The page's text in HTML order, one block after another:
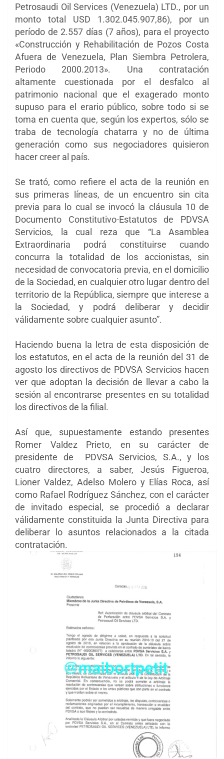
Petrosaudi Oil Services (Venezuela) LTD., por un
monto total USD 1.302.045.907,86), por un
período de 2.557 días (7 años), para el proyecto
«Construcción y Rehabilitación de Pozos Costa
Afuera de Venezuela, Plan Siembra Petrolera,
Periodo 2000.2013». Una contratación
altamente cuestionada por el desfalco al
patrimonio nacional que el exagerado monto
supuso para el erario público, sobre todo si se
toma en cuenta que, según los expertos, sólo se
traba de tecnología chatarra y no de última
generación como sus negociadores quisieron
hacer creer al país.
Se trató, como refiere el acta de la reunión en
sus primeras líneas, de un encuentro sin cita
previa para lo cual se invocó la cláusula 10 de
Documento Constitutivo-Estatutos de PDVSA
Servicios, la cual reza que “La Asamblea
Extraordinaria podrá constituirse cuando
concurra la totalidad de los accionistas, sin
necesidad de convocatoria previa, en el domicilio
de la Sociedad, en cualquier otro lugar dentro del
territorio de la República, siempre que interese a
la Sociedad, y podrá deliberar y decidir
válidamente sobre cualquier asunto”.
Haciendo buena la letra de esta disposición de
los estatutos, en el acta de la reunión del 31 de
agosto los directivos de PDVSA Servicios hacen
ver que adoptan la decisión de llevar a cabo la
sesión al encontrarse presentes en su totalidad
los directivos de la filial.
Así que, supuestamente estando presentes
Romer Valdez Prieto, en su carácter de
presidente de PDVSA Servicios, S.A., y los
cuatro directores, a saber, Jesús Figueroa,
Lioner Valdez, Adelso Molero y Elías Roca, así
como Rafael Rodríguez Sánchez, con el carácter
de invitado especial, se procedió a declarar
válidamente constituida la Junta Directiva para
deliberar lo asuntos relacionados a la citada
contratación.